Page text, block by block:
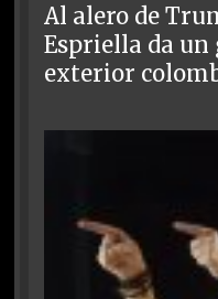
Al alero de
Espriella da
exterior